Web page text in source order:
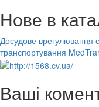
Нове в
Досудове врегулювання
транспортування
Ваші